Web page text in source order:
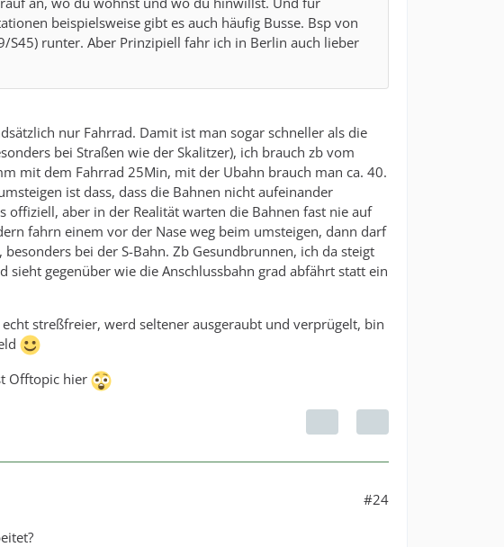
beispielsweise gibt es auch häufig Busse. Bsp von
S45) runter. Aber Prinzipiell fahr ich in Berlin auch lieber
nur Fahrrad. Damit ist man sogar schneller als die
bei Straßen wie der Skalitzer), ich brauch zb vom
mit dem Fahrrad 25Min, mit der Ubahn brauch man ca. 40.
ist dass, dass die Bahnen nicht aufeinander
offiziell, aber in der Realität warten die Bahnen fast nie auf
fahrn einem vor der Nase weg beim umsteigen, dann darf
bei der S-Bahn. Zb Gesundbrunnen, ich da steigt
sieht gegenüber wie die Anschlussbahn grad abfährt statt ein
streßfreier, werd seltener ausgeraubt und verprügelt, bin
Offtopic hier
#24